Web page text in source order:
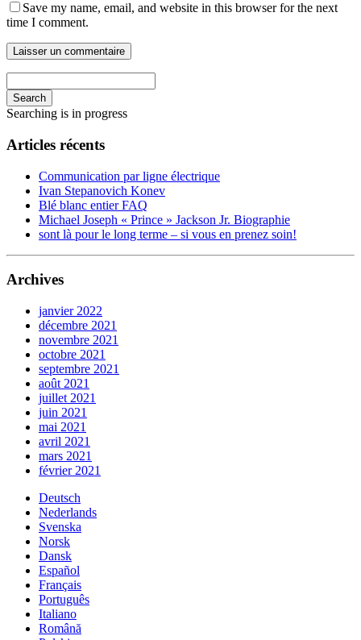
Save my name, email, and website in this browser for the next
time I comment.
Search
Searching is in progress
Articles récents
Communication par ligne électrique
Ivan Stepanovich Konev
Blé blanc entier FAQ
Michael Joseph « Prince » Jackson Jr. Biographie
sont là pour le long terme – si vous en prenez soin!
Archives
janvier 2022
décembre 2021
novembre 2021
octobre 2021
septembre 2021
août 2021
juillet 2021
juin 2021
mai 2021
avril 2021
mars 2021
février 2021
Deutsch
Nederlands
Svenska
Norsk
Dansk
Español
Français
Português
Italiano
Română